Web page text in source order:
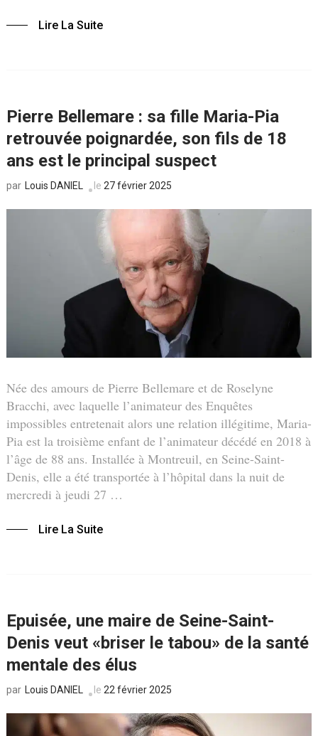
Lire La Suite
Pierre Bellemare : sa fille Maria-Pia
retrouvée poignardée, son fils de 18
ans est le principal suspect
par Louis DANIEL le 27 février 2025
Née des amours de Pierre Bellemare et de Roselyne
Bracchi, avec laquelle l’animateur des Enquêtes
impossibles entretenait alors une relation illégitime, Maria-
Pia est la troisième enfant de l’animateur décédé en 2018 à
l’âge de 88 ans. Installée à Montreuil, en Seine-Saint-
Denis, elle a été transportée à l’hôpital dans la nuit de
mercredi à jeudi 27 …
Lire La Suite
Epuisée, une maire de Seine-Saint-
Denis veut «briser le tabou» de la santé
mentale des élus
par Louis DANIEL le 22 février 2025